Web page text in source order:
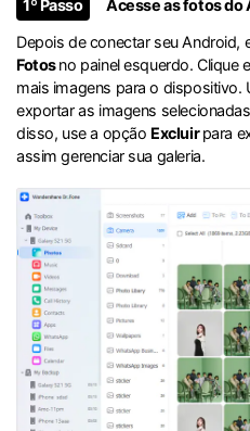
1º Passo
Acesse as fotos do
Depois de conectar seu Android,
Fotosno painel esquerdo. Clique
mais imagens para o dispositivo.
exportar as imagens
disso, use a opção Excluirpara
assim gerenciar sua galeria.